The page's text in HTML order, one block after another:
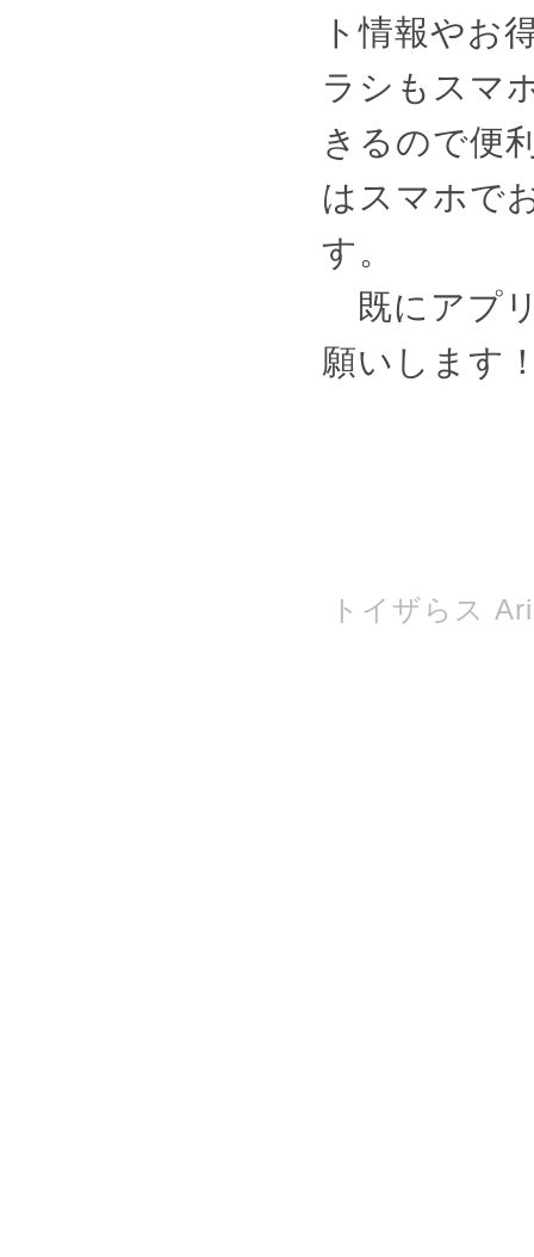
ト情報やお
ラシもスマ
きるので便
はスマホで
す。
既にアプ
願いします
トイザらス